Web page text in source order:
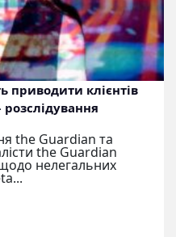
приводити клієнтів
the Guardian та
the Guardian
нелегальних